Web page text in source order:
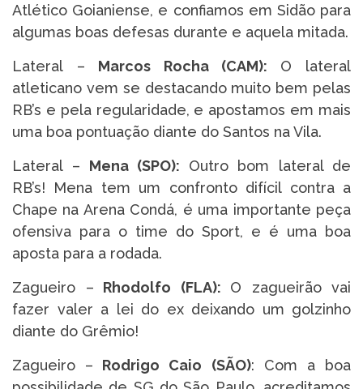
Atlético Goianiense, e confiamos em Sidão para
algumas boas defesas durante e aquela mitada.
Lateral – Marcos Rocha (CAM): O lateral
atleticano vem se destacando muito bem pelas
RB’s e pela regularidade, e apostamos em mais
uma boa pontuação diante do Santos na Vila.
Lateral – Mena (SPO): Outro bom lateral de
RB’s! Mena tem um confronto difícil contra a
Chape na Arena Condá, é uma importante peça
ofensiva para o time do Sport, e é uma boa
aposta para a rodada.
Zagueiro – Rhodolfo (FLA): O zagueirão vai
fazer valer a lei do ex deixando um golzinho
diante do Grêmio!
Zagueiro – Rodrigo Caio (SÃO): Com a boa